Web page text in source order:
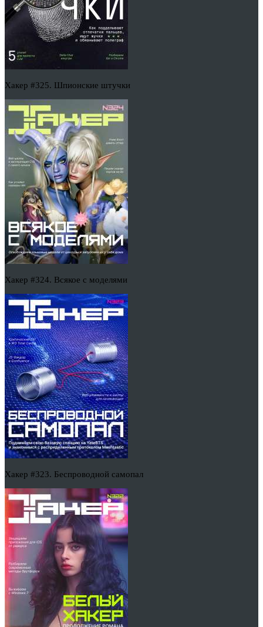
Хакер #325. Шпионские штучки
Хакер #324. Всякое с моделями
Хакер #323. Беспроводной самопал